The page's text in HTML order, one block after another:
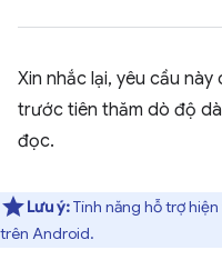
Xin nhắc lại, yêu cầu
trước tiên thăm dò độ
đọc.
Lưu ý:Tính năng hỗ trợ
trên Android.